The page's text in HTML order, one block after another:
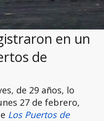
en un
de
de 29 años, lo
27 de febrero,
Los Puertos de